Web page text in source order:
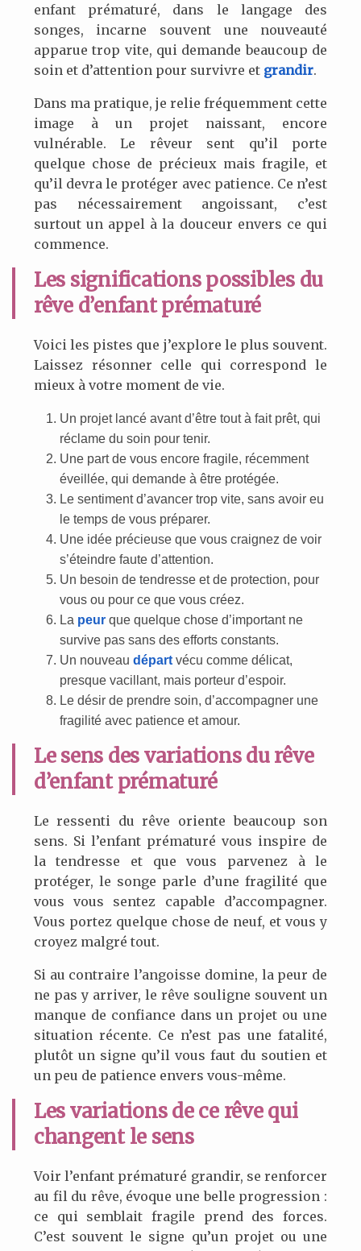
enfant prématuré, dans le langage des
songes, incarne souvent une nouveauté
apparue trop vite, qui demande beaucoup de
soin et d’attention pour survivre et grandir.
Dans ma pratique, je relie fréquemment cette
image à un projet naissant, encore
vulnérable. Le rêveur sent qu’il porte
quelque chose de précieux mais fragile, et
qu’il devra le protéger avec patience. Ce n’est
pas nécessairement angoissant, c’est
surtout un appel à la douceur envers ce qui
commence.
Les significations possibles du
rêve d’enfant prématuré
Voici les pistes que j’explore le plus souvent.
Laissez résonner celle qui correspond le
mieux à votre moment de vie.
Un projet lancé avant d’être tout à fait prêt, qui
réclame du soin pour tenir.
Une part de vous encore fragile, récemment
éveillée, qui demande à être protégée.
Le sentiment d’avancer trop vite, sans avoir eu
le temps de vous préparer.
Une idée précieuse que vous craignez de voir
s’éteindre faute d’attention.
Un besoin de tendresse et de protection, pour
vous ou pour ce que vous créez.
La peurque quelque chose d’important ne
survive pas sans des efforts constants.
Un nouveau départvécu comme délicat,
presque vacillant, mais porteur d’espoir.
Le désir de prendre soin, d’accompagner une
fragilité avec patience et amour.
Le sens des variations du rêve
d’enfant prématuré
Le ressenti du rêve oriente beaucoup son
sens. Si l’enfant prématuré vous inspire de
la tendresse et que vous parvenez à le
protéger, le songe parle d’une fragilité que
vous vous sentez capable d’accompagner.
Vous portez quelque chose de neuf, et vous y
croyez malgré tout.
Si au contraire l’angoisse domine, la peur de
ne pas y arriver, le rêve souligne souvent un
manque de confiance dans un projet ou une
situation récente. Ce n’est pas une fatalité,
plutôt un signe qu’il vous faut du soutien et
un peu de patience envers vous-même.
Les variations de ce rêve qui
changent le sens
Voir l’enfant prématuré grandir, se renforcer
au fil du rêve, évoque une belle progression :
ce qui semblait fragile prend des forces.
C’est souvent le signe qu’un projet ou une